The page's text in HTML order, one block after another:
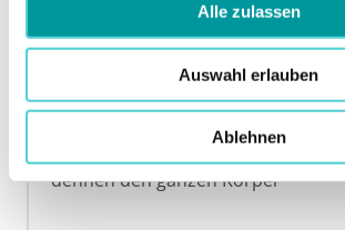
Alle zulassen
Auswahl erlauben
Ablehnen
dehnen den ganzen Körper